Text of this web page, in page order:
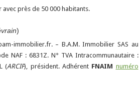
près de 50 000 habitants.
)
immobilier.fr. – B.A.M. Immobilier SAS au
NAF : 6831Z. N° TVA Intracommunautaire :
(ARCIF), président. Adhérent FNAIM numéro